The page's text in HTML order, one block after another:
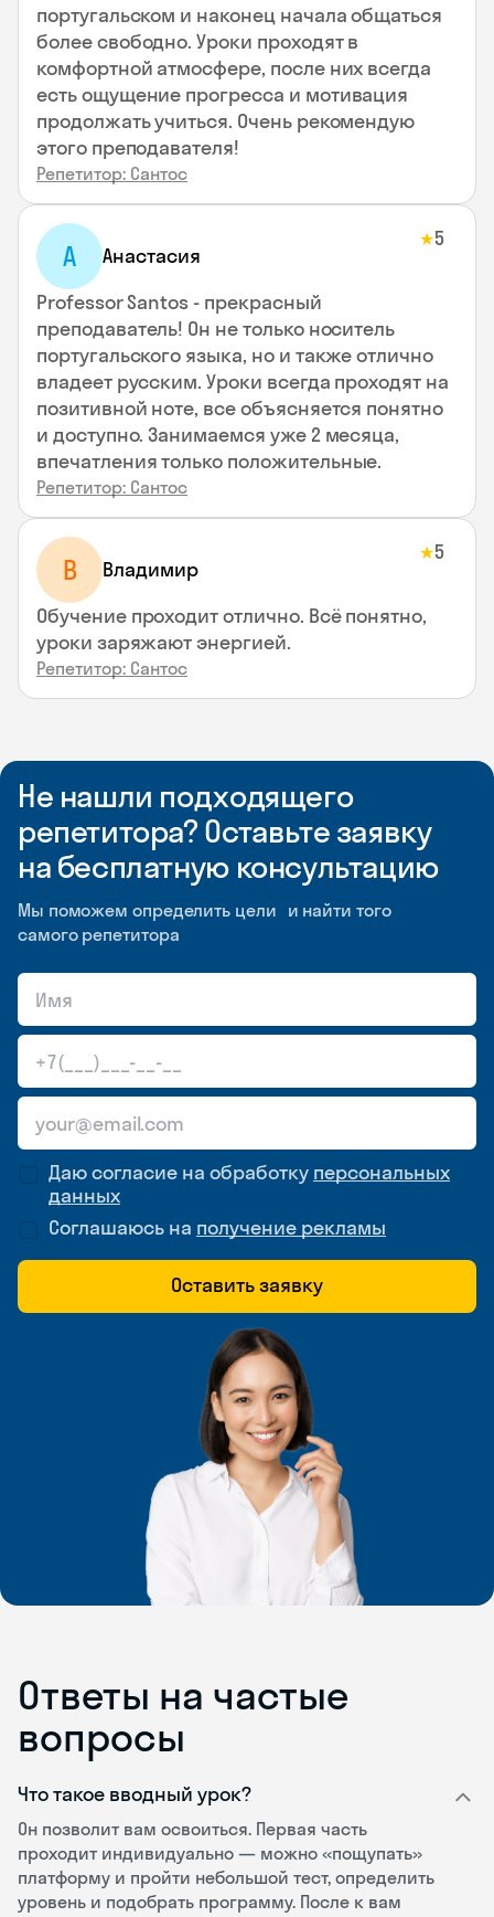
португальском и наконец начала общаться
более свободно. Уроки проходят в
комфортной атмосфере, после них всегда
есть ощущение прогресса и мотивация
продолжать учиться. Очень рекомендую
этого преподавателя!
Репетитор: Сантос
А Анастасия
★5
Professor Santos - прекрасный
преподаватель! Он не только носитель
португальского языка, но и также отлично
владеет русским. Уроки всегда проходят на
позитивной ноте, все объясняется понятно
и доступно. Занимаемся уже 2 месяца,
впечатления только положительные.
Репетитор: Сантос
В Владимир
★5
Обучение проходит отлично. Всё понятно,
уроки заряжают энергией.
Репетитор: Сантос
Не нашли подходящего
репетитора? Оставьте заявку
на бесплатную консультацию
Мы поможем определить цели и найти того
самого репетитора
Даю согласие на обработку персональных
данных
Соглашаюсь на получение рекламы
Оставить заявку
Ответы на частые
вопросы
Что такое вводный урок?
Он позволит вам освоиться. Первая часть
проходит индивидуально — можно «пощупать»
платформу и пройти небольшой тест, определить
уровень и подобрать программу. После к вам